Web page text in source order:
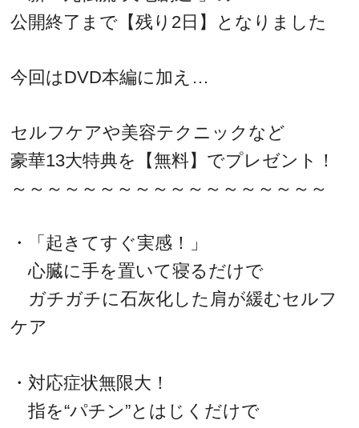
公開終了まで【残り2日】となりました
今回はDVD本編に加え…
セルフケアや美容テクニックなど
豪華13大特典を【無料】でプレゼント！
～～～～～～～～～～～～～～～～～～
・「起きてすぐ実感！」
心臓に手を置いて寝るだけで
ガチガチに石灰化した肩が緩むセルフ
ケア
・対応症状無限大！
指を“パチン”とはじくだけで